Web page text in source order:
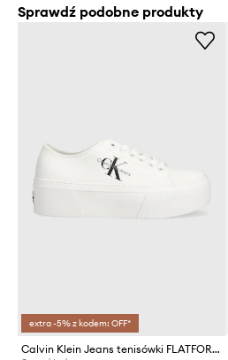
Sprawdź podobne produkty
extra -5% z kodem: OFF*
Calvin Klein Jeans tenisówki FLATFORM+ CUPSOLE LOW TXT